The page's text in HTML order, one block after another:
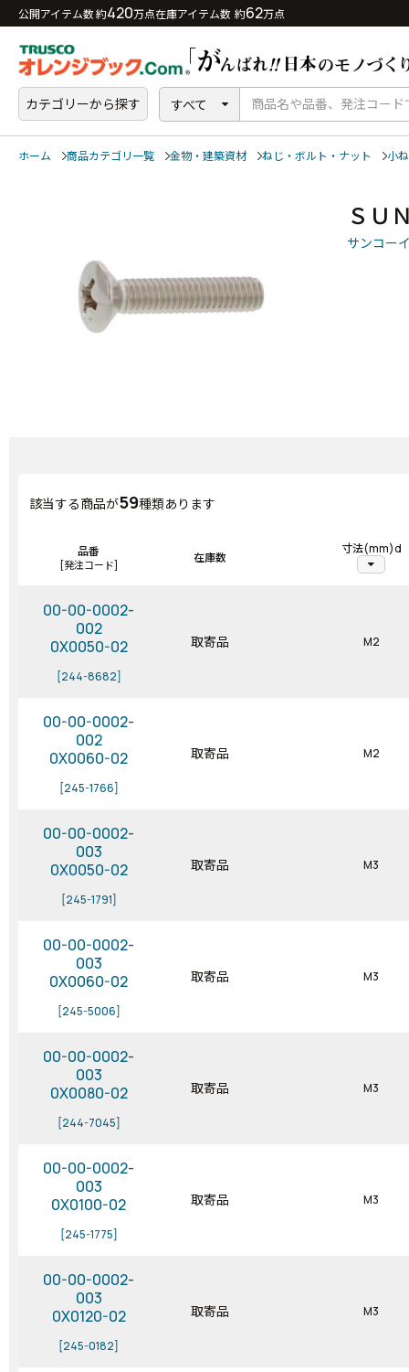
公開アイテム数 約420万点在庫アイテム数 約62万点
カテゴリーから探す すべて
ホーム 商品カテゴリ一覧 金物・建築資材 ねじ・ボルト・ナット 小
ＳＵ
サンコー
該当する商品が59種類あります
品番
[発注コード] 在庫数
寸法(mm)d
arrow_drop_down
00-00-0002-
002
0X0050-02
[244-8682]
取寄品 M2
00-00-0002-
002
0X0060-02
[245-1766]
取寄品 M2
00-00-0002-
003
0X0050-02
[245-1791]
取寄品 M3
00-00-0002-
003
0X0060-02
[245-5006]
取寄品 M3
00-00-0002-
003
0X0080-02
[244-7045]
取寄品 M3
00-00-0002-
003
0X0100-02
[245-1775]
取寄品 M3
00-00-0002-
003
0X0120-02
[245-0182]
取寄品 M3